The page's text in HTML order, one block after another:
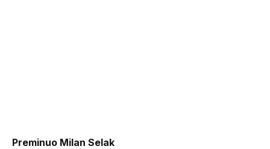
Preminuo Milan Selak